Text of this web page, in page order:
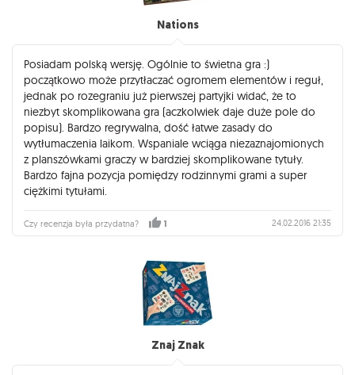
Nations
Posiadam polską wersję. Ogólnie to świetna gra :)
początkowo może przytłaczać ogromem elementów i reguł,
jednak po rozegraniu już pierwszej partyjki widać, że to
niezbyt skomplikowana gra (aczkolwiek daje duże pole do
popisu). Bardzo regrywalna, dość łatwe zasady do
wytłumaczenia laikom. Wspaniale wciąga niezaznajomionych
z planszówkami graczy w bardziej skomplikowane tytuły.
Bardzo fajna pozycja pomiędzy rodzinnymi grami a super
ciężkimi tytułami.
Czy recenzja była przydatna? 1 24.02.2016 21:35
Znaj Znak